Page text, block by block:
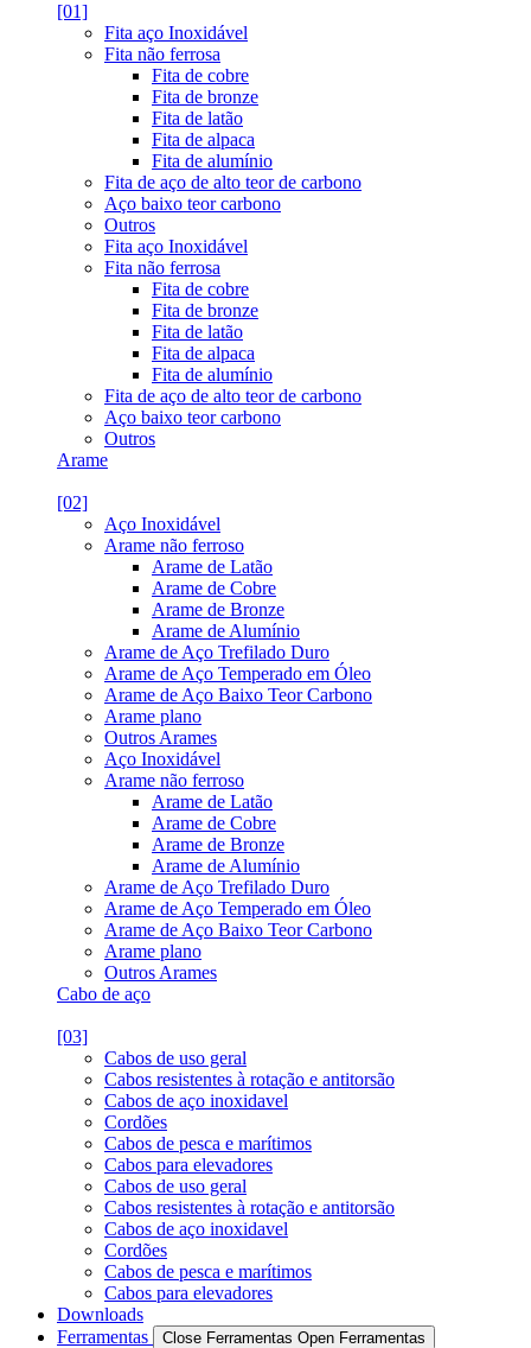
[01]
Fita aço Inoxidável
Fita não ferrosa
Fita de cobre
Fita de bronze
Fita de latão
Fita de alpaca
Fita de alumínio
Fita de aço de alto teor de carbono
Aço baixo teor carbono
Outros
Fita aço Inoxidável
Fita não ferrosa
Fita de cobre
Fita de bronze
Fita de latão
Fita de alpaca
Fita de alumínio
Fita de aço de alto teor de carbono
Aço baixo teor carbono
Outros
Arame
[02]
Aço Inoxidável
Arame não ferroso
Arame de Latão
Arame de Cobre
Arame de Bronze
Arame de Alumínio
Arame de Aço Trefilado Duro
Arame de Aço Temperado em Óleo
Arame de Aço Baixo Teor Carbono
Arame plano
Outros Arames
Aço Inoxidável
Arame não ferroso
Arame de Latão
Arame de Cobre
Arame de Bronze
Arame de Alumínio
Arame de Aço Trefilado Duro
Arame de Aço Temperado em Óleo
Arame de Aço Baixo Teor Carbono
Arame plano
Outros Arames
Cabo de aço
[03]
Cabos de uso geral
Cabos resistentes à rotação e antitorsão
Cabos de aço inoxidavel
Cordões
Cabos de pesca e marítimos
Cabos para elevadores
Cabos de uso geral
Cabos resistentes à rotação e antitorsão
Cabos de aço inoxidavel
Cordões
Cabos de pesca e marítimos
Cabos para elevadores
Downloads
Ferramentas
Close Ferramentas Open Ferramentas